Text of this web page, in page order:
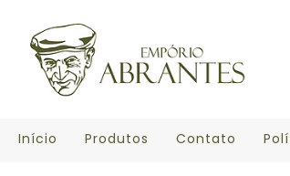
Início Produtos Contato